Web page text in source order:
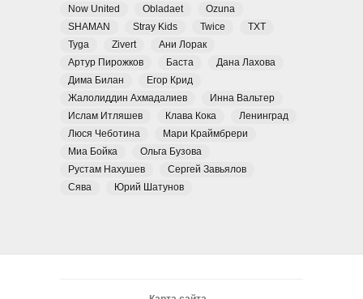
Now United
Obladaet
Ozuna
SHAMAN
Stray Kids Twice
TXT
Tyga
Zivert
Ани Лорак
Артур Пирожков
Баста
Дана Лахова
Дима Билан
Егор Крид
Жалолиддин Ахмадалиев
Инна Вальтер
Ислам Итляшев
Клава Кока
Ленинград
Люся Чеботина
Мари Краймбрери
Миа Бойка
Ольга Бузова
Рустам Нахушев
Сергей Завьялов
Сява
Юрий Шатунов